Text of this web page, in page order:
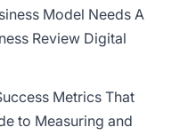
Model Needs A
Review Digital
Metrics That
to Measuring and